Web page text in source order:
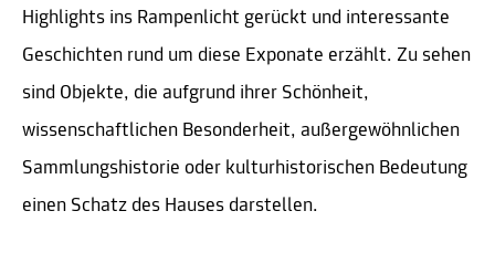
Highlights ins Rampenlicht gerückt und interessante
Geschichten rund um diese Exponate erzählt. Zu sehen
sind Objekte, die aufgrund ihrer Schönheit,
wissenschaftlichen Besonderheit, außergewöhnlichen
Sammlungshistorie oder kulturhistorischen Bedeutung
einen Schatz des Hauses darstellen.